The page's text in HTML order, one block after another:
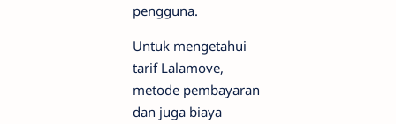
pengguna.
Untuk mengetahui
tarif Lalamove,
metode pembayaran
dan juga biaya